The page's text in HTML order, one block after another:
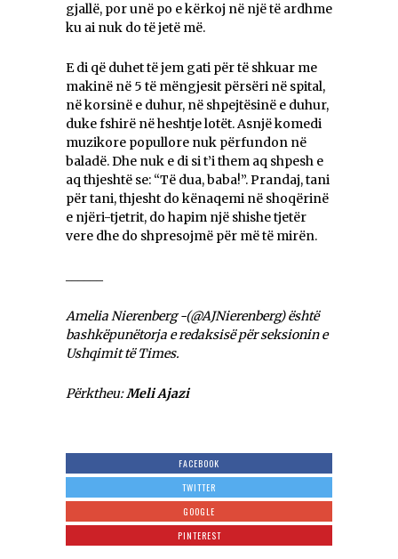
gjallë, por unë po e kërkoj në një të ardhme
ku ai nuk do të jetë më.
E di që duhet të jem gati për të shkuar me
makinë në 5 të mëngjesit përsëri në spital,
në korsinë e duhur, në shpejtësinë e duhur,
duke fshirë në heshtje lotët. Asnjë komedi
muzikore popullore nuk përfundon në
baladë. Dhe nuk e di si t’i them aq shpesh e
aq thjeshtë se: “Të dua, baba!”. Prandaj, tani
për tani, thjesht do kënaqemi në shoqërinë
e njëri-tjetrit, do hapim një shishe tjetër
vere dhe do shpresojmë për më të mirën.
Amelia Nierenberg -(@AJNierenberg) është
bashkëpunëtorja e redaksisë për seksionin e
Ushqimit të Times.
Përktheu:Meli Ajazi
FACEBOOK
TWITTER
GOOGLE
PINTEREST